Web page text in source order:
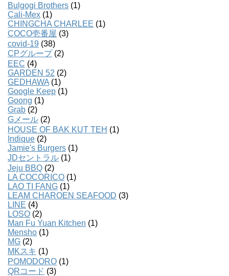
Bulgogi Brothers (1)
Cali-Mex (1)
CHINGCHA CHARLEE (1)
COCO壱番屋 (3)
covid-19 (38)
CPグループ(2)
EEC (4)
GARDEN 52 (2)
GEDHAWA (1)
Google Keep (1)
Goong (1)
Grab (2)
Gメール (2)
HOUSE OF BAK KUT TEH (1)
Indique (2)
Jamie's Burgers (1)
JDセントラル (1)
Jeju BBQ (2)
LA COCORICO (1)
LAO TI FANG (1)
LEAM CHAROEN SEAFOOD (3)
LINE (4)
LOSO (2)
Man Fu Yuan Kitchen (1)
Mensho (1)
MG (2)
MKスキ (1)
POMODORO (1)
QRコード (3)